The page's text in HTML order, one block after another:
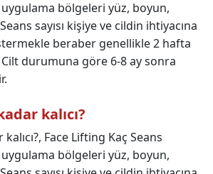
uygulama bölgeleri yüz, boyun,
sayısı kişiye ve cildin ihtiyacına
beraber genellikle 2 hafta
Cilt durumuna göre 6-8 ay sonra
kalıcı?
Face Lifting Kaç Seans
uygulama bölgeleri yüz, boyun,